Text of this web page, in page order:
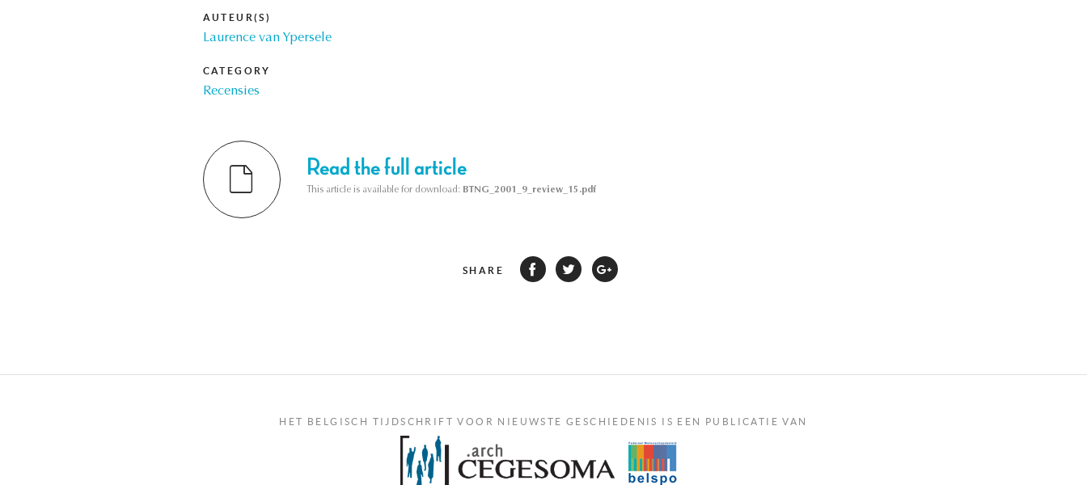
AUTEUR(S)
Laurence van Ypersele
CATEGORY
Recensies
Read the full article
This article is available for download: BTNG_2001_9_review_15.pdf
SHARE
HET BELGISCH TIJDSCHRIFT VOOR NIEUWSTE GESCHIEDENIS IS EEN PUBLICATIE VAN